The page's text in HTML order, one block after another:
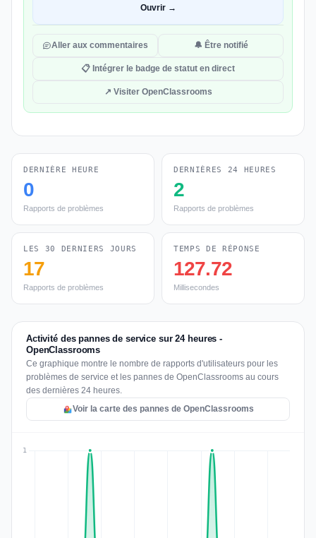
Ouvrir →
Aller aux commentaires 🔔 Être notifié
📋 Intégrer le badge de statut en direct
↗ Visiter OpenClassrooms
DERNIÈRE HEURE
0
Rapports de problèmes
DERNIÈRES 24 HEURES
2
Rapports de problèmes
LES 30 DERNIERS JOURS
17
Rapports de problèmes
TEMPS DE RÉPONSE
127.72
Millisecondes
Activité des pannes de service sur 24 heures -
OpenClassrooms
Ce graphique montre le nombre de rapports d'utilisateurs pour les
problèmes de service et les pannes de OpenClassrooms au cours
des dernières 24 heures.
Voir la carte des pannes de OpenClassrooms